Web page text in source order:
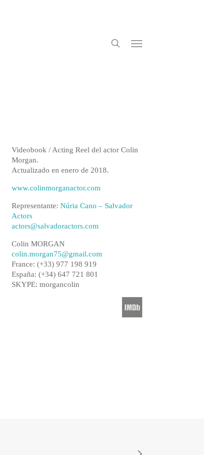
search
Menu
Videobook / Acting Reel del actor Colin
Morgan.
Actualizado en enero de 2018.
www.colinmorganactor.com
Representante: Núria Cano – Salvador
Actors
actors@salvadoractors.com
Colin MORGAN
colin.morgan75@gmail.com
France: (+33) 977 198 919​
España: (+34) 647 721 801
SKYPE: morgancolin